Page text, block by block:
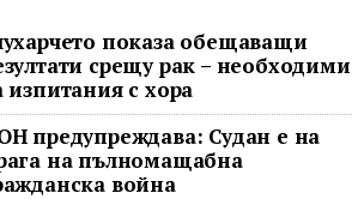
показа обещаващи
срещу рак – необходими
изпитания с хора
предупреждава: Судан е на
на пълномащабна
война